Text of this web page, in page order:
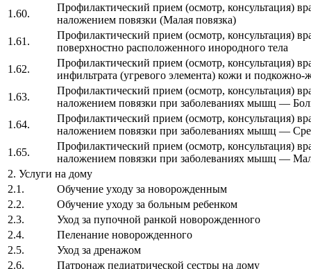
1.60.
Профилактический прием (осмотр, консультация)
наложением повязки (Малая повязка)
1.61.
Профилактический прием (осмотр, консультация)
поверхностно расположенного инородного тела
1.62.
Профилактический прием (осмотр, консультация)
инфильтрата (угревого элемента) кожи и подкожно-
1.63.
Профилактический прием (осмотр, консультация)
наложением повязки при заболеваниях мышц —
1.64.
Профилактический прием (осмотр, консультация)
наложением повязки при заболеваниях мышц —
1.65.
Профилактический прием (осмотр, консультация)
наложением повязки при заболеваниях мышц —
2. Услуги на дому
2.1.
Обучение уходу за новорожденным
2.2.
Обучение уходу за больным ребенком
2.3.
Уход за пупочной ранкой новорожденного
2.4.
Пеленание новорожденного
2.5.
Уход за дренажом
2.6.
Патронаж педиатрической сестры на дому